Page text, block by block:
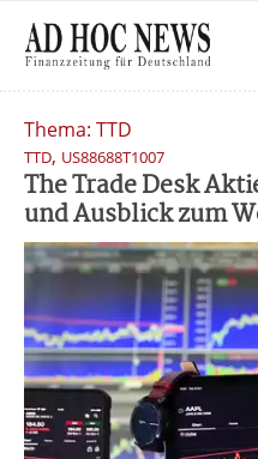
Thema: TTD
TTD, US88688T1007
The Trade Desk
und Ausblick zum